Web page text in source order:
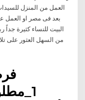
العمل من المنزل
بعد فى مصر او العمل
البيت للنساء كثيرة